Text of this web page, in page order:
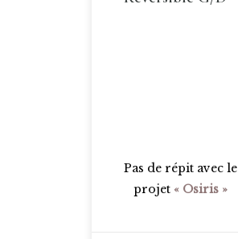
Pas de répit avec le
projet « Osiris »